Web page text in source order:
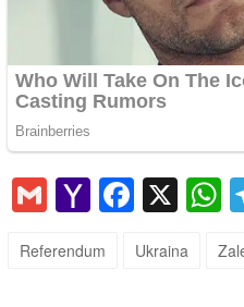
GmailYahoo
Mail
X
Referendum Ukraina